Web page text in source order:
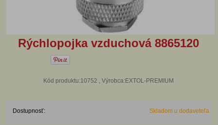
Rýchlopojka vzduchová 8865120
Kód produktu:10752 , Výrobca:EXTOL-PREMIUM
Dostupnosť: Skladom u dodaveteľa